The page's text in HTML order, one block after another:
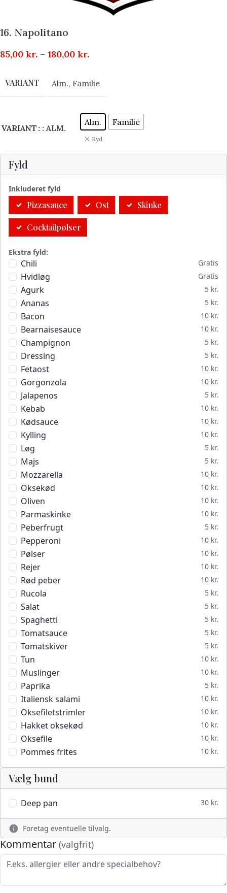
16. Napolitano
85,00 kr. – 180,00 kr.
VARIANT Alm., Familie
VARIANT : ALM.
Alm. Familie
Ryd